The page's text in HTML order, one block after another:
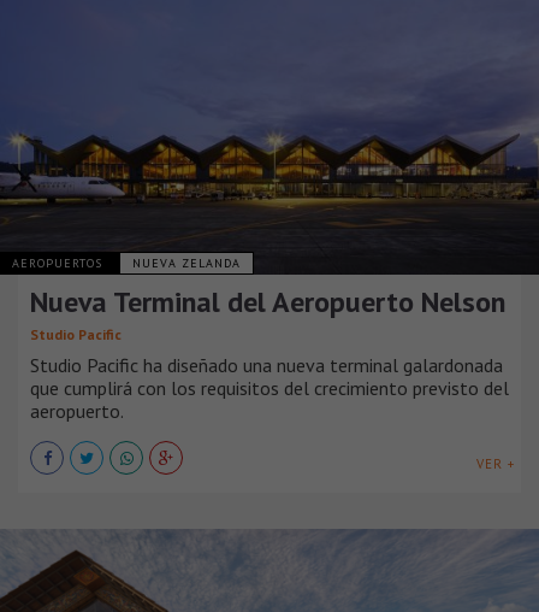
AEROPUERTOS NUEVA ZELANDA
Nueva Terminal del Aeropuerto Nelson
Studio Pacific
Studio Pacific ha diseñado una nueva terminal galardonada
que cumplirá con los requisitos del crecimiento previsto del
aeropuerto.
VER +